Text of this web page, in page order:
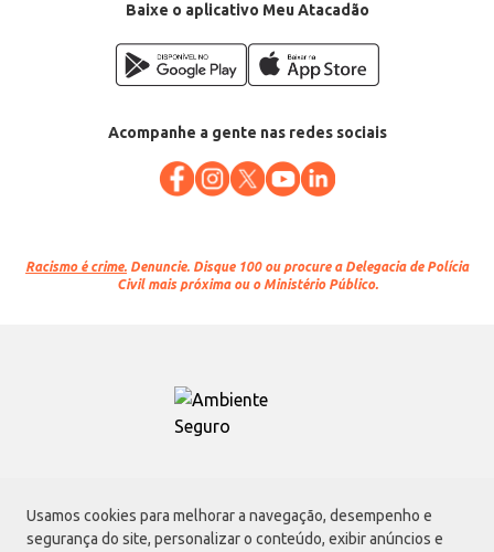
Usamos cookies para melhorar a navegação, desempenho e
segurança do site, personalizar o conteúdo, exibir anúncios e
Baixe o aplicativo Meu Atacadão
Acompanhe a gente nas redes sociais
Racismo é crime. Denuncie. Disque 100 ou procure a Delegacia de Polícia
Civil mais próxima ou o Ministério Público.
Atacadão S.A.
Avenida Morvan Dias de Figueiredo, 6169, Vila Maria, São Paulo - SP | CEP
02170-901 | CNPJ: 75.315.333/0001-09